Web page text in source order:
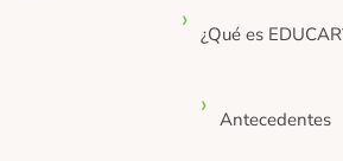
¿Qué es
Antecedentes